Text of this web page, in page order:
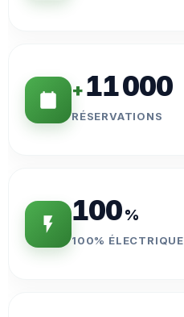
+11 000
RÉSERVATIONS
100%
100% ÉLECTRIQUE